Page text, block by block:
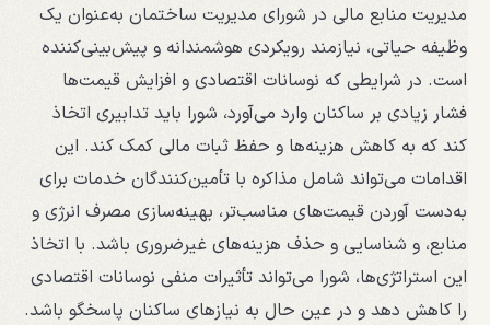
مدیریت منابع مالی در شورای مدیریت ساختمان به‌عنوان یک
وظیفه حیاتی، نیازمند رویکردی هوشمندانه و پیش‌بینی‌کننده
است. در شرایطی که نوسانات اقتصادی و افزایش قیمت‌ها
فشار زیادی بر ساکنان وارد می‌آورد، شورا باید تدابیری اتخاذ
کند که به کاهش هزینه‌ها و حفظ ثبات مالی کمک کند. این
اقدامات می‌تواند شامل مذاکره با تأمین‌کنندگان خدمات برای
به‌دست آوردن قیمت‌های مناسب‌تر، بهینه‌سازی مصرف انرژی و
منابع، و شناسایی و حذف هزینه‌های غیرضروری باشد. با اتخاذ
این استراتژی‌ها، شورا می‌تواند تأثیرات منفی نوسانات اقتصادی
را کاهش دهد و در عین حال به نیازهای ساکنان پاسخگو باشد.